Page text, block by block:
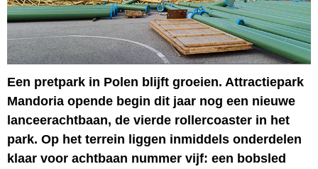
Een pretpark in Polen blijft groeien. Attractiepark
Mandoria opende begin dit jaar nog een nieuwe
lanceerachtbaan, de vierde rollercoaster in het
park. Op het terrein liggen inmiddels onderdelen
klaar voor achtbaan nummer vijf: een bobsled